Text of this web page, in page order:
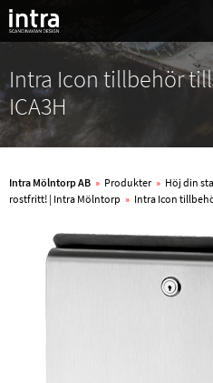
Intra Icon tillbehör
ICA3H
Intra Mölntorp AB » Produkter » Höj din
rostfritt! | Intra Mölntorp » Intra Icon